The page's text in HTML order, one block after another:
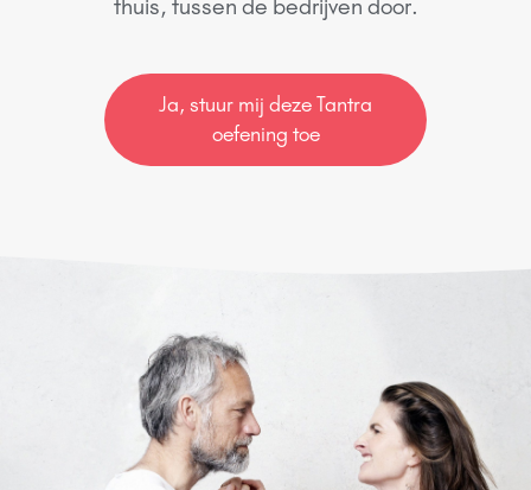
thuis, tussen de bedrijven door.
Ja, stuur mij deze Tantra
oefening toe